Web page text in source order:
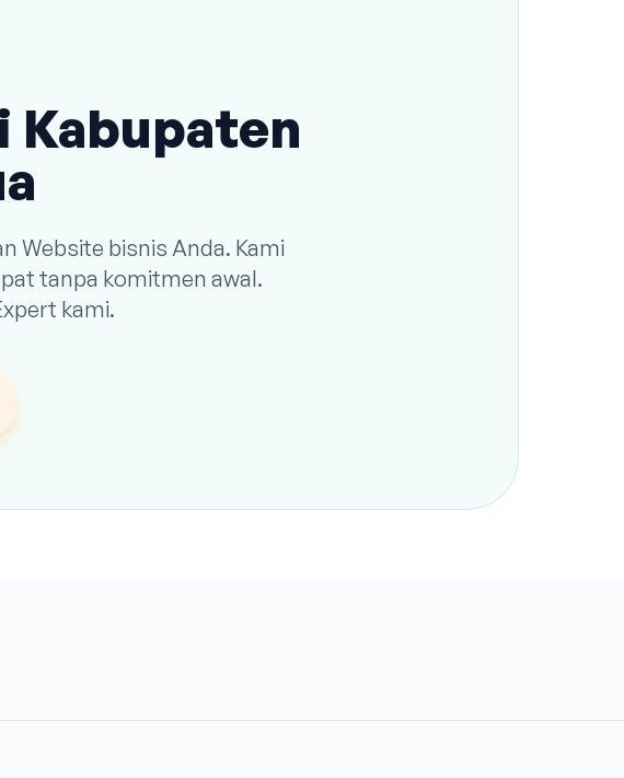
Kabupaten
Website bisnis Anda. Kami
tanpa komitmen awal.
kami.